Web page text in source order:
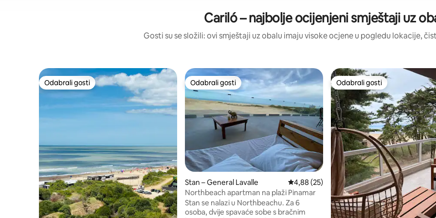
Cariló – najbolje ocijenjeni smještaji uz
Gosti su se složili: ovi smještaji uz obalu imaju visoke ocjene u pogledu lokacije,
Odabrali gosti
Odabrali gosti Odabrali gosti
Odabrali gosti
Stan – General Lavalle Prosječna ocjena: 4,88/5, recenzija: 25
4,88 (25)
Northbeach apartman na plaži Pinamar
Stan se nalazi u Northbeachu. Za 6
osoba, dvije spavaće sobe s bračnim
Odabrali gosti
Odabrali gosti